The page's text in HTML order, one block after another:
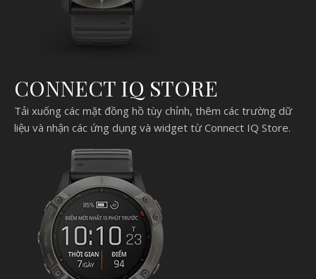
CONNECT IQ STORE
Tải xuống các mặt đồng hồ tùy chỉnh, thêm các trường dữ
liệu và nhận các ứng dụng và widget từ Connect IQ Store.